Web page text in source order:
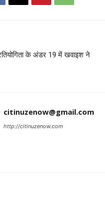
के अंडर 19 में खवाइश ने
citinuzenow@gmail.com
http://citinuzenow.com